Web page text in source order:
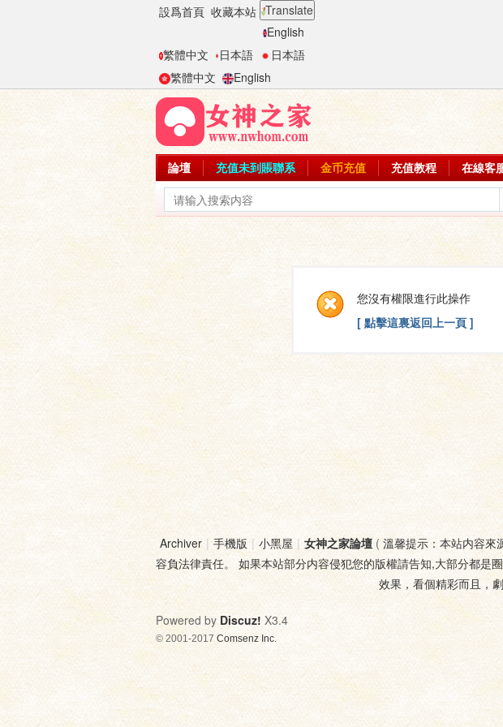
設爲首頁 收藏本站 Translate
English
繁體中文
日本語
日本語
繁體中文
English
論壇 充值未到賬聯系 金币充值 充值教程 在線客
您沒有權限進行此操作
[ 點擊這裏返回上一頁 ]
Archiver | 手機版 | 小黑屋 | 女神之家論壇 ( 溫馨提示：本站内容來
容負法律責任。 如果本站部分内容侵犯您的版權請告知,大部分都是
效果，看個精彩而且，
Powered by Discuz! X3.4
© 2001-2017 Comsenz Inc.